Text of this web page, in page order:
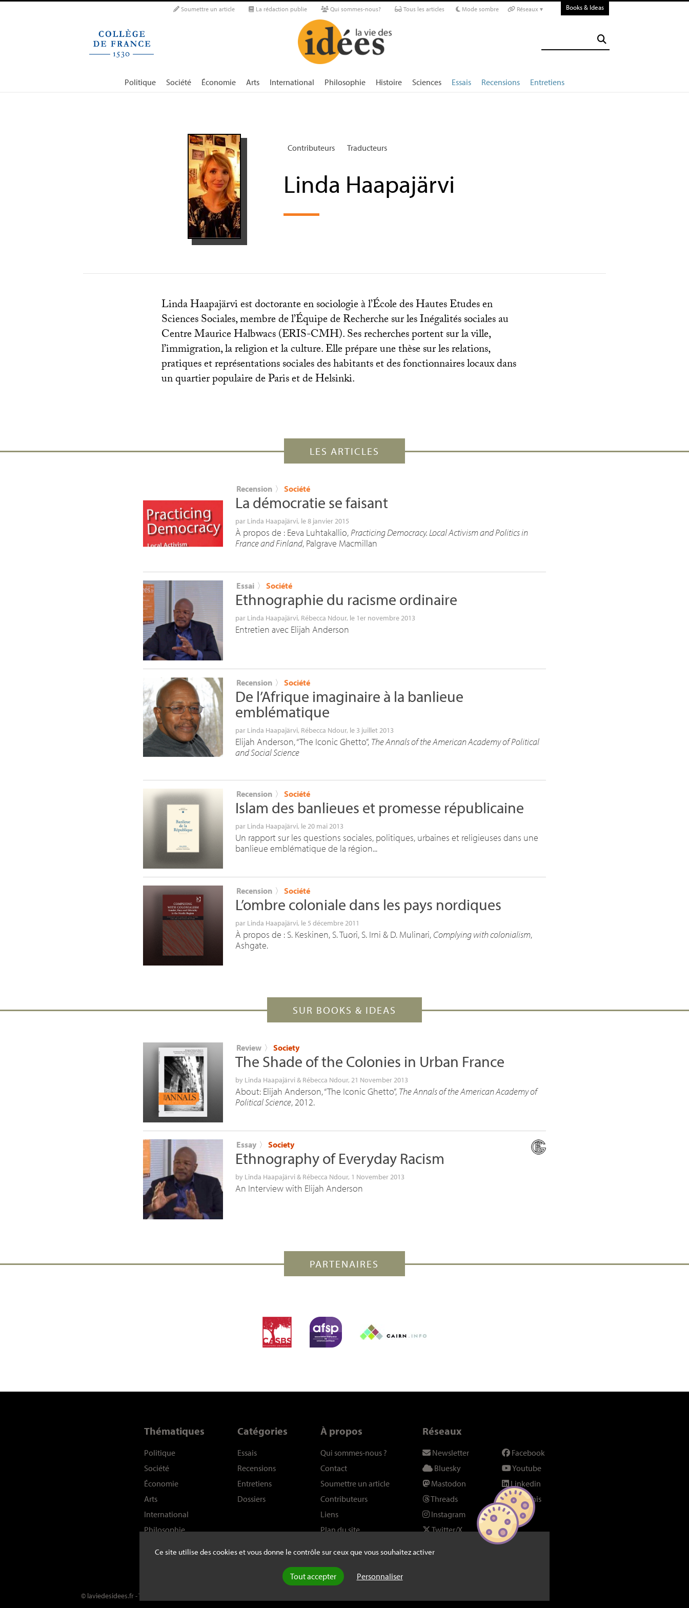
Ce site utilise des cookies et vous donne le contrôle sur ceux que vous souhaitez activer
Tout accepter Personnaliser
Soumettre un article La rédaction publie Qui sommes-nous? Tous les articles Mode sombre Réseaux ▾ Books & Ideas
Politique Société Économie Arts International Philosophie Histoire Sciences Essais Recensions Entretiens
Contributeurs Traducteurs
Linda Haapajärvi
Linda Haapajärvi est doctorante en sociologie à l’École des Hautes Etudes en
Sciences Sociales, membre de l’Équipe de Recherche sur les Inégalités sociales au
Centre Maurice Halbwacs (ERIS-CMH). Ses recherches portent sur la ville,
l’immigration, la religion et la culture. Elle prépare une thèse sur les relations,
pratiques et représentations sociales des habitants et des fonctionnaires locaux dans
un quartier populaire de Paris et de Helsinki.
LES ARTICLES
Recension 〉 Société
La démocratie se faisant
par Linda Haapajärvi, le 8 janvier 2015
À propos de : Eeva Luhtakallio,Practicing Democracy. Local Activism and Politics in
France and Finland, Palgrave Macmillan
Essai 〉 Société
Ethnographie du racisme ordinaire
par Linda Haapajärvi, Rébecca Ndour, le 1er novembre 2013
Entretien avec Elijah Anderson
Recension 〉 Société
De l’Afrique imaginaire à la banlieue
emblématique
par Linda Haapajärvi, Rébecca Ndour, le 3 juillet 2013
Elijah Anderson, “The Iconic Ghetto”, The Annals of the American Academy of Political
and Social Science
Recension 〉 Société
Islam des banlieues et promesse républicaine
par Linda Haapajärvi, le 20 mai 2013
Un rapport sur les questions sociales, politiques, urbaines et religieuses dans une
banlieue emblématique de la région...
Recension 〉 Société
L’ombre coloniale dans les pays nordiques
par Linda Haapajärvi, le 5 décembre 2011
À propos de : S. Keskinen, S. Tuori, S. Irni & D. Mulinari, Complying with colonialism,
Ashgate.
SUR BOOKS & IDEAS
Review 〉 Society
The Shade of the Colonies in Urban France
by Linda Haapajärvi & Rébecca Ndour, 21 November 2013
About: Elijah Anderson, “The Iconic Ghetto”, The Annals of the American Academy of
Political Science, 2012.
Essay 〉 Society
Ethnography of Everyday Racism
by Linda Haapajärvi & Rébecca Ndour, 1 November 2013
An Interview with Elijah Anderson
PARTENAIRES
Thématiques
Politique
Société
Économie
Arts
International
Philosophie
Catégories
Essais
Recensions
Entretiens
Dossiers
À propos
Qui sommes-nous ?
Contact
Soumettre un article
Contributeurs
Liens
Plan du site
Réseaux
Newsletter
Bluesky
Mastodon
Threads
Instagram
Twitter/X
Facebook
Youtube
Linkedin
SeenThis
Fil RSS
© laviedesidees.fr - Toute reproduction interdite sans autorisation explicite de la rédaction -